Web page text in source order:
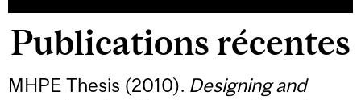
Publications récentes
MHPE Thesis (2010). Designing and